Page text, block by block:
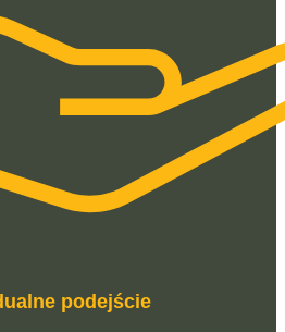
podejście